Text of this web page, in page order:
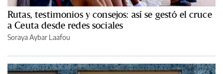
Rutas, testimonios y consejos: así se gestó el cruce
a Ceuta desde redes sociales
Soraya Aybar Laafou